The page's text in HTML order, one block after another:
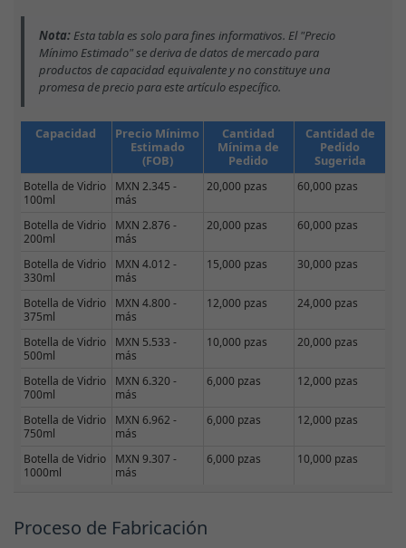
Nota:Esta tabla es solo para fines informativos. El "Precio
Mínimo Estimado" se deriva de datos de mercado para
productos de capacidad equivalente y no constituye una
promesa de precio para este artículo específico.
Capacidad
Precio Mínimo
Estimado
(FOB)
Cantidad
Mínima de
Pedido
Cantidad de
Pedido
Sugerida
Botella de Vidrio
100ml
MXN 2.345 -
más
20,000 pzas 60,000 pzas
Botella de Vidrio
200ml
MXN 2.876 -
más
20,000 pzas 60,000 pzas
Botella de Vidrio
330ml
MXN 4.012 -
más
15,000 pzas 30,000 pzas
Botella de Vidrio
375ml
MXN 4.800 -
más
12,000 pzas 24,000 pzas
Botella de Vidrio
500ml
MXN 5.533 -
más
10,000 pzas 20,000 pzas
Botella de Vidrio
700ml
MXN 6.320 -
más
6,000 pzas 12,000 pzas
Botella de Vidrio
750ml
MXN 6.962 -
más
6,000 pzas 12,000 pzas
Botella de Vidrio
1000ml
MXN 9.307 -
más
6,000 pzas 10,000 pzas
Proceso de Fabricación